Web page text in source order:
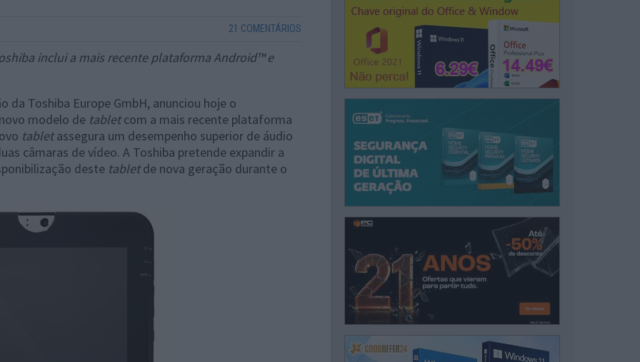
21 COMENTÁRIOS
inclui a mais recente plataforma Android™ e
da Toshiba Europe GmbH, anunciou hoje o
modelo de tabletcom a mais recente plataforma
tabletassegura um desempenho superior de áudio
câmaras de vídeo. A Toshiba pretende expandir a
deste tabletde nova geração durante o